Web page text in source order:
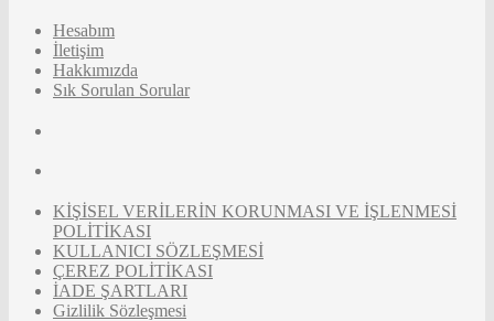
Hesabım
İletişim
Hakkımızda
Sık Sorulan Sorular
KİŞİSEL VERİLERİN KORUNMASI VE İŞLENMESİ
POLİTİKASI
KULLANICI SÖZLEŞMESİ
ÇEREZ POLİTİKASI
İADE ŞARTLARI
Gizlilik Sözleşmesi